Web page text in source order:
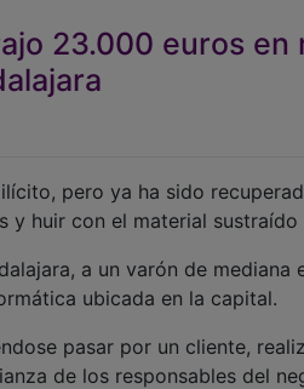
23.000 euros en
pero ya ha sido
y huir con el material sustraído
a un varón de mediana
ubicada en la capital.
pasar por un cliente,
de los responsables del